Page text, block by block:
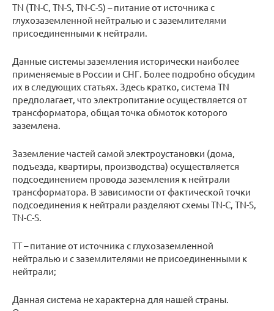
TN (TN-C, TN-S, TN-C-S) – питание от источника с
глухозаземленной нейтралью и с заземлителями
присоединенными к нейтрали.
Данные системы заземления исторически наиболее
применяемые в России и СНГ. Более подробно обсудим
их в следующих статьях. Здесь кратко, система TN
предполагает, что электропитание осуществляется от
трансформатора, общая точка обмоток которого
заземлена.
Заземление частей самой электроустановки (дома,
подъезда, квартиры, производства) осуществляется
подсоединением провода заземления к нейтрали
трансформатора. В зависимости от фактической точки
подсоединения к нейтрали разделяют схемы TN-C, TN-S,
TN-C-S.
TT – питание от источника с глухозаземленной
нейтралью и с заземлителями не присоединенными к
нейтрали;
Данная система не характерна для нашей страны.